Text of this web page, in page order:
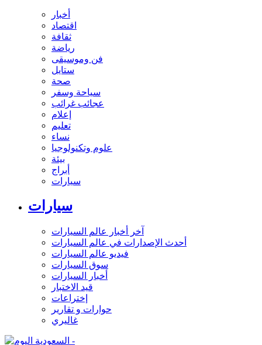
أخبار
اقتصاد
ثقافة
رياضة
فن وموسيقى
ستايل
صحة
سياحة وسفر
عجائب غرائب
إعلام
تعليم
نساء
علوم وتكنولوجيا
بيئة
أبراج
سيارات
سيارات
آخر أخبار عالم السيارات
أحدث الإصدارات في عالم السيارات
فيديو عالم السيارات
سوق السيارات
أخبار السيارات
قيد الاختبار
إختراعات
حوارات و تقارير
غاليري